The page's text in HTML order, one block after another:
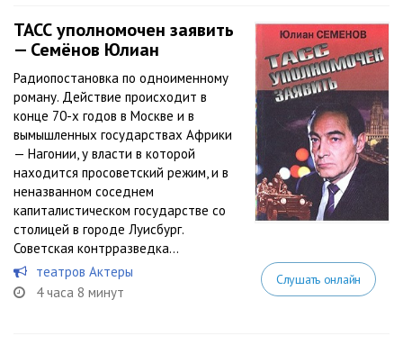
ТАСС уполномочен заявить
— Семёнов Юлиан
Радиопостановка по одноименному
роману. Действие происходит в
конце 70-х годов в Москве и в
вымышленных государствах Африки
— Нагонии, у власти в которой
находится просоветский режим, и в
неназванном соседнем
капиталистическом государстве со
столицей в городе Луисбург.
Советская контрразведка...
театров Актеры
4 часа 8 минут
Слушать онлайн